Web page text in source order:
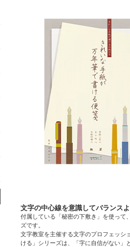
文字の中心線を意識してバランス
付属している「秘密の下敷き」を使って
ズです。
文字教室を主催する文字のプロフェッシ
ける」シリーズは、「字に自信がない」